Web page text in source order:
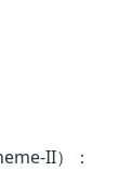
II）：